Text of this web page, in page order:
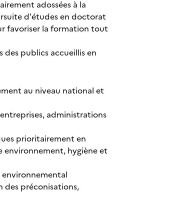
adossées à la
d'études en doctorat
favoriser la formation tout
publics accueillis en
au niveau national et
administrations
prioritairement en
environnement, hygiène et
des préconisations,